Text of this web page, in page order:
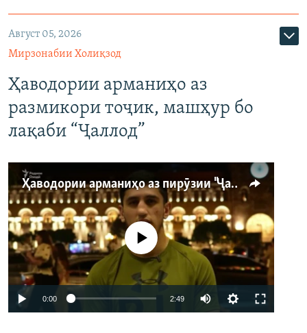
Август 05, 2026
Мирзонабии Холиқзод
Ҳаводории арманиҳо аз
размикори тоҷик, машҳур бо
лақаби “Ҷаллод”
Ҳаводории арманиҳо аз пирӯзии "Ҷаллод"-и тоҷик
Феълан кор намекунад
0:00 2:49